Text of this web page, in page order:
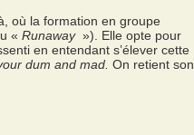
où la formation en groupe
« Runaway »). Elle opte pour
en entendant s’élever cette
dum and mad. On retient son